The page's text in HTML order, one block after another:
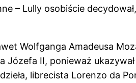
– Lully osobiście
Wolfganga Amadeusa
Józefa II, ponieważ
librecista Lorenzo da